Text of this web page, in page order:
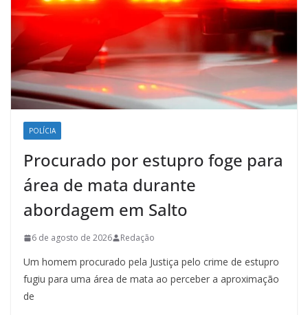
POLÍCIA
Procurado por estupro foge para
área de mata durante
abordagem em Salto
6 de agosto de 2026 Redação
Um homem procurado pela Justiça pelo crime de estupro
fugiu para uma área de mata ao perceber a aproximação
de